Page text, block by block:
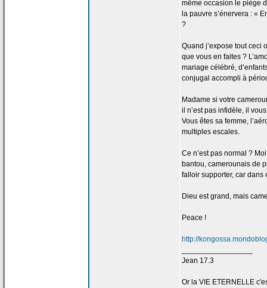
même occasion le piège
la pauvre s’énervera : «
?
Quand j’expose tout ceci
que vous en faites ?
mariage célébré,
conjugal accompli à
Madame si votre
il n’est pas infidèle, il
Vous êtes sa femme, l’a
multiples escales.
Ce n’est pas normal ?
bantou, camerounais de
falloir supporter, car
Dieu est grand, mais
Peace !
http://
Jean 17.3
Or la VIE ETERNELLE